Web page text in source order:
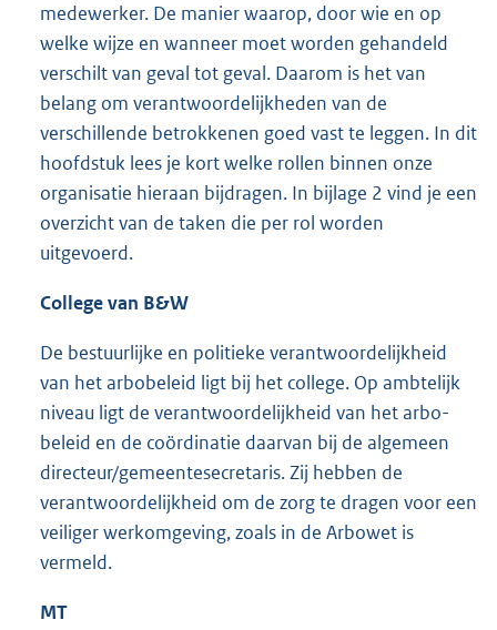
medewerker. De manier waarop, door wie en op
welke wijze en wanneer moet worden gehandeld
verschilt van geval tot geval. Daarom is het van
belang om verantwoordelijkheden van de
verschillende betrokkenen goed vast te leggen. In dit
hoofdstuk lees je kort welke rollen binnen onze
organisatie hieraan bijdragen. In bijlage 2 vind je een
overzicht van de taken die per rol worden
uitgevoerd.
College van B&W
De bestuurlijke en politieke verantwoordelijkheid
van het arbobeleid ligt bij het college. Op ambtelijk
niveau ligt de verantwoordelijkheid van het arbo-
beleid en de coördinatie daarvan bij de algemeen
directeur/gemeentesecretaris. Zij hebben de
verantwoordelijkheid om de zorg te dragen voor een
veiliger werkomgeving, zoals in de Arbowet is
vermeld.
MT